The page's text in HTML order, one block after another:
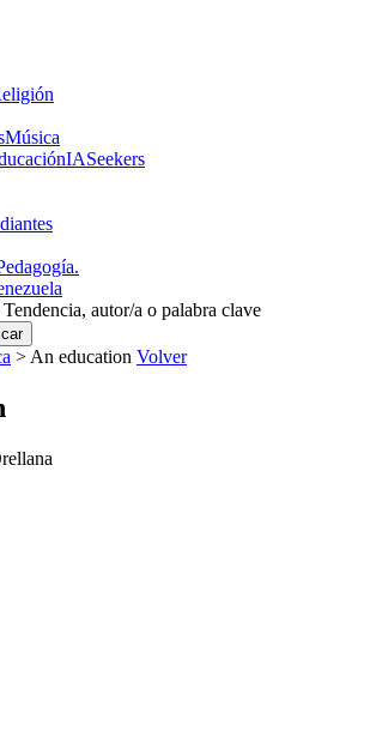
Música
IASeekers
autor/a o palabra clave
> An education Volver